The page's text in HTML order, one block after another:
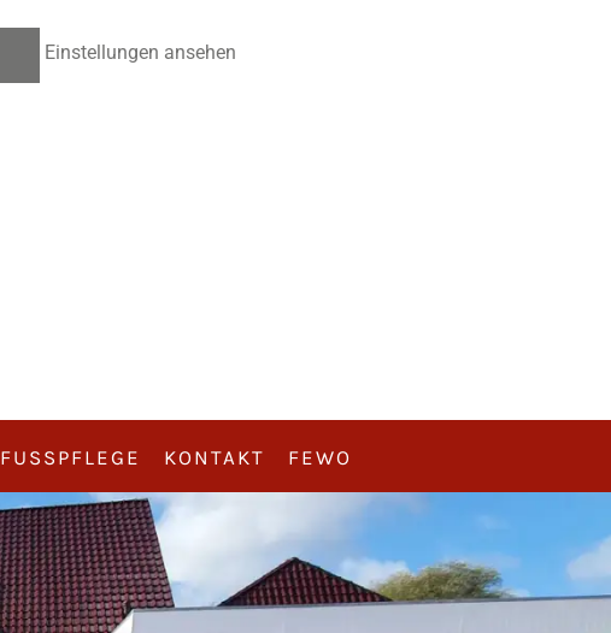
Einstellungen ansehen
FUSSPFLEGE KONTAKT FEWO